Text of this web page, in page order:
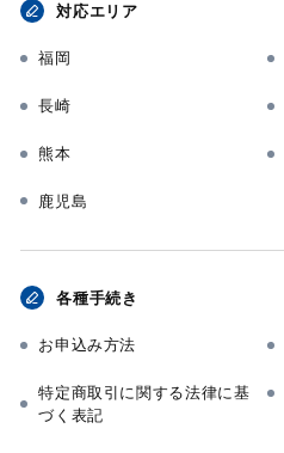
対応エリア
福岡
長崎
熊本
鹿児島
各種手続き
お申込み方法
特定商取引に関する法律に基
づく表記